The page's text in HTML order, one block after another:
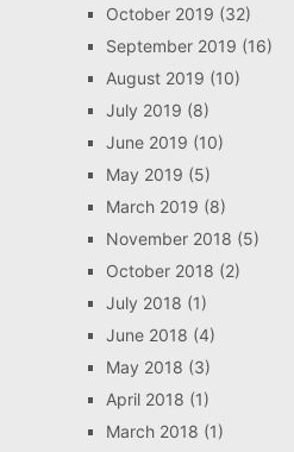
October 2019 (32)
September 2019 (16)
August 2019 (10)
July 2019 (8)
June 2019 (10)
May 2019 (5)
March 2019 (8)
November 2018 (5)
October 2018 (2)
July 2018 (1)
June 2018 (4)
May 2018 (3)
April 2018 (1)
March 2018 (1)